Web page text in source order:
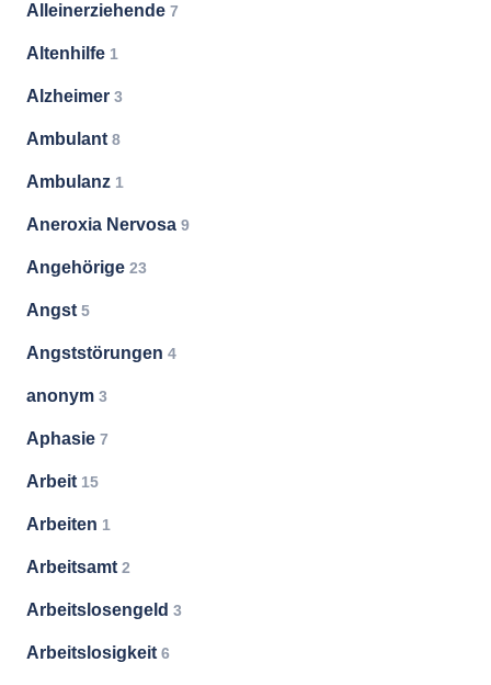
Alleinerziehende 7
Altenhilfe 1
Alzheimer 3
Ambulant 8
Ambulanz 1
Aneroxia Nervosa 9
Angehörige 23
Angst 5
Angststörungen 4
anonym 3
Aphasie 7
Arbeit 15
Arbeiten 1
Arbeitsamt 2
Arbeitslosengeld 3
Arbeitslosigkeit 6